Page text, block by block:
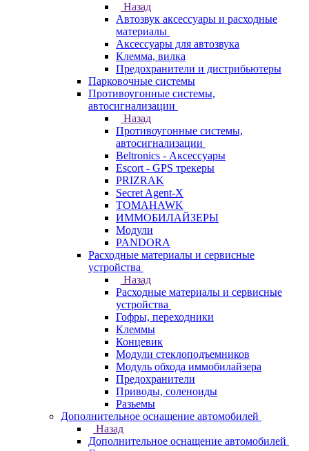
Назад
Автозвук аксессуары и расходные
материалы
Аксессуары для автозвука
Клемма, вилка
Предохранители и дистрибьютеры
Парковочные системы
Противоугонные системы,
автосигнализации
Назад
Противоугонные системы,
автосигнализации
Beltronics - Аксессуары
Escort - GPS трекеры
PRIZRAK
Secret Agent-X
TOMAHAWK
ИММОБИЛАЙЗЕРЫ
Модули
PANDORA
Расходные материалы и сервисные
устройства
Назад
Расходные материалы и сервисные
устройства
Гофры, переходники
Клеммы
Концевик
Модули стеклоподъемников
Модуль обхода иммобилайзера
Предохранители
Приводы, соленоиды
Разьемы
Дополнительное оснащение автомобилей
Назад
Дополнительное оснащение автомобилей